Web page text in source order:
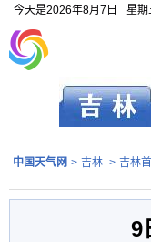
今天是2026年8月7日 星期
中国天气网 > 吉林 > 吉林
9